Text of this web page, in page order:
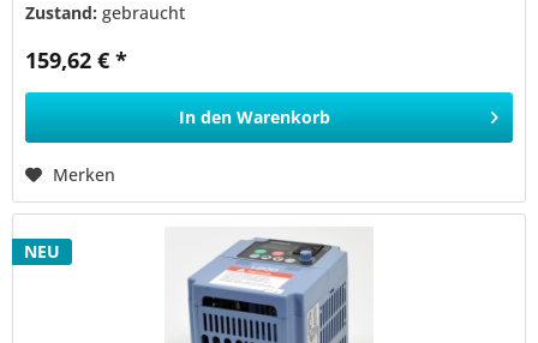
Zustand:gebraucht
159,62 € *
In den Warenkorb
Merken
NEU